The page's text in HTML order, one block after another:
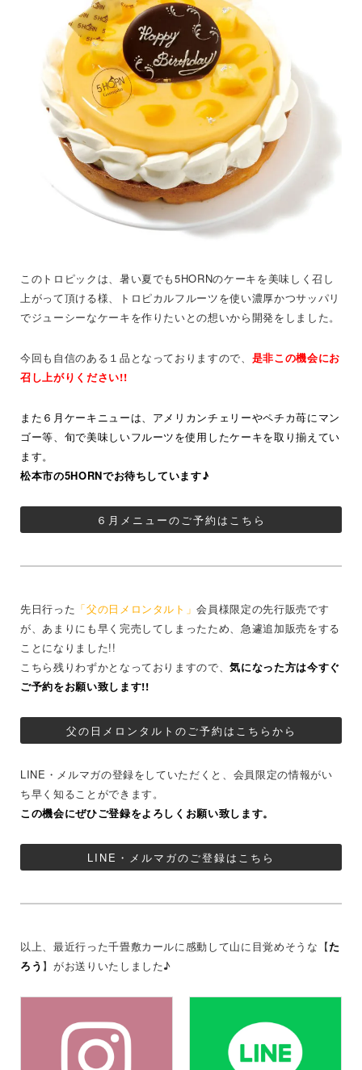
このトロピックは、暑い夏でも5HORNのケーキを美味しく召し
上がって頂ける様、トロピカルフルーツを使い濃厚かつサッパリ
でジューシーなケーキを作りたいとの想いから開発をしました。
今回も自信のある１品となっておりますので、 是非この機会にお
召し上がりください!!
また６月ケーキニューは、アメリカンチェリーやペチカ苺にマン
ゴー等、旬で美味しいフルーツを使用したケーキを取り揃えてい
ます。
松本市の5HORNでお待ちしています♪
６月メニューのご予約はこちら
先日行った 「父の日メロンタルト」会員様限定の先行販売です
が、あまりにも早く完売してしまったため、急遽追加販売をする
ことになりました!!
こちら残りわずかとなっておりますので、気になった方は今すぐ
ご予約をお願い致します!!
父の日メロンタルトのご予約はこちらから
LINE・メルマガの登録をしていただくと、会員限定の情報がい
ち早く知ることができます。
この機会にぜひご登録をよろしくお願い致します。
LINE・メルマガのご登録はこちら
以上、最近行った千畳敷カールに感動して山に目覚めそうな【た
ろう 】がお送りいたしました♪